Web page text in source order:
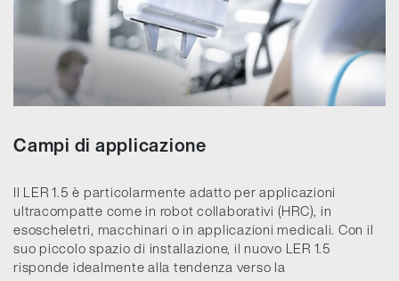
Campi di applicazione
Il LER 1.5 è particolarmente adatto per applicazioni
ultracompatte come in robot collaborativi (HRC), in
esoscheletri, macchinari o in applicazioni medicali. Con il
suo piccolo spazio di installazione, il nuovo LER 1.5
risponde idealmente alla tendenza verso la